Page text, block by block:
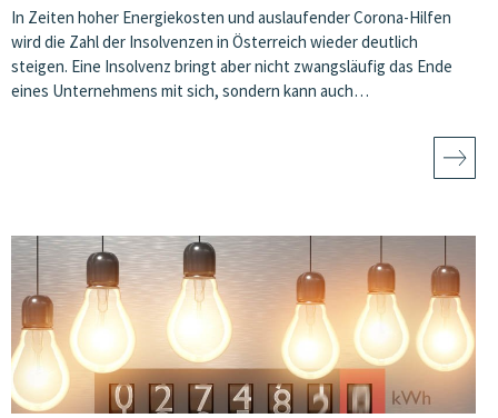
In Zeiten hoher Energiekosten und auslaufender Corona-Hilfen
wird die Zahl der Insolvenzen in Österreich wieder deutlich
steigen. Eine Insolvenz bringt aber nicht zwangsläufig das Ende
eines Unternehmens mit sich, sondern kann auch…